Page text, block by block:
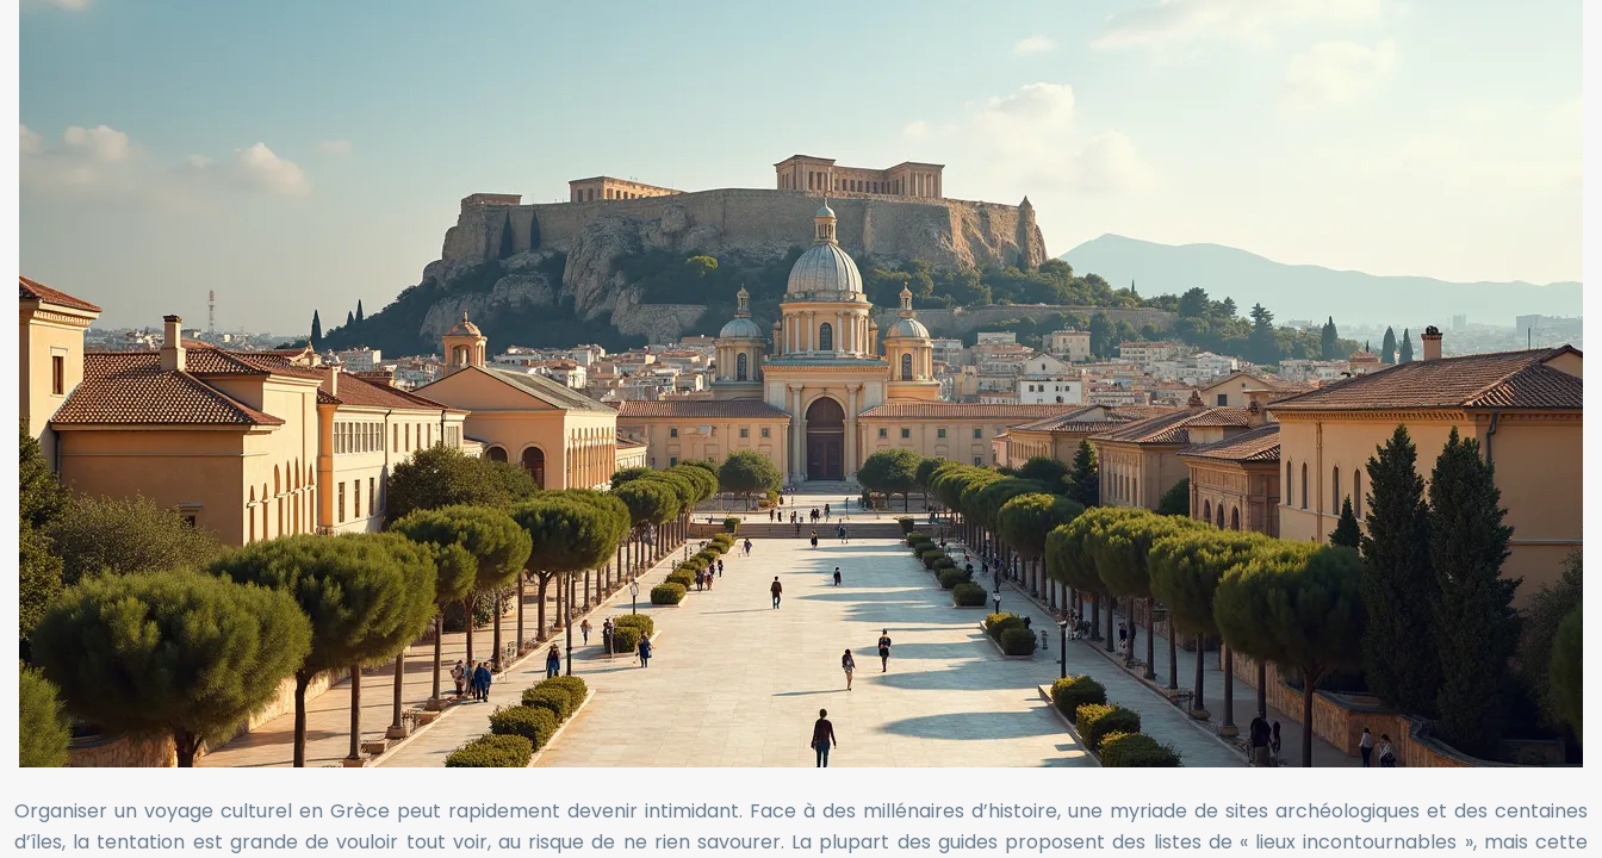
Organiser un voyage culturel en Grèce peut rapidement devenir intimidant. Face à des millénaires d’histoire, une myriade de sites archéologiques et des centaines
d’îles, la tentation est grande de vouloir tout voir, au risque de ne rien savourer. La plupart des guides proposent des listes de « lieux incontournables », mais cette